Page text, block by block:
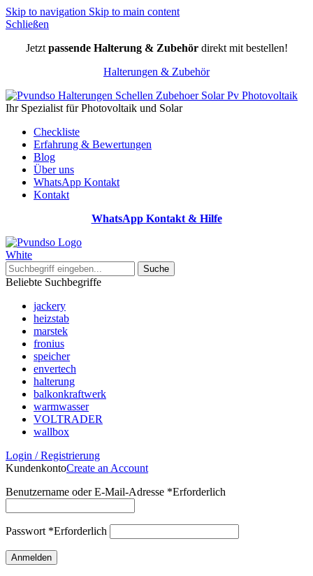
Skip to navigation Skip to main content
Schließen
Jetzt passende Halterung & Zubehördirekt mit bestellen!
Halterungen & Zubehör
Ihr Spezialist für Photovoltaik und Solar
Checkliste
Erfahrung & Bewertungen
Blog
Über uns
WhatsApp Kontakt
Kontakt
WhatsApp Kontakt & Hilfe
Suche
Beliebte Suchbegriffe
jackery
heizstab
marstek
fronius
speicher
envertech
halterung
balkonkraftwerk
warmwasser
VOLTRADER
wallbox
Login / Registrierung
KundenkontoCreate an Account
Benutzername oder E-Mail-Adresse *Erforderlich
Passwort *Erforderlich
Anmelden